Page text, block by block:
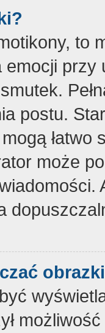
to
emocji
postu.
może